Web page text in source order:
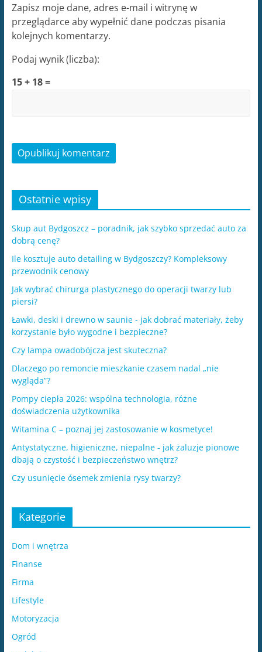
Zapisz moje dane, adres e-mail i witrynę w
przeglądarce aby wypełnić dane podczas pisania
kolejnych komentarzy.
Podaj wynik (liczba):
15 + 18 =
Ostatnie wpisy
Skup aut Bydgoszcz – poradnik, jak szybko sprzedać auto za
dobrą cenę?
Ile kosztuje auto detailing w Bydgoszczy? Kompleksowy
przewodnik cenowy
Jak wybrać chirurga plastycznego do operacji twarzy lub
piersi?
Ławki, deski i drewno w saunie - jak dobrać materiały, żeby
korzystanie było wygodne i bezpieczne?
Czy lampa owadobójcza jest skuteczna?
Dlaczego po remoncie mieszkanie czasem nadal „nie
wygląda”?
Pompy ciepła 2026: wspólna technologia, różne
doświadczenia użytkownika
Witamina C – poznaj jej zastosowanie w kosmetyce!
Antystatyczne, higieniczne, niepalne - jak żaluzje pionowe
dbają o czystość i bezpieczeństwo wnętrz?
​Czy usunięcie ósemek zmienia rysy twarzy?
Kategorie
Dom i wnętrza
Finanse
Firma
Lifestyle
Motoryzacja
Ogród